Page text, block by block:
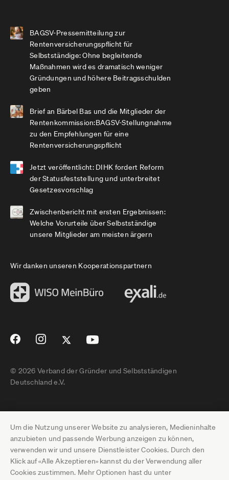
Um die Nutzung unserer Website zu analysieren, Medieninhalte
anzubieten und passende Werbung anzeigen zu können,
verwenden wir und unsere Dienstleister Cookies. Durch den
Klick auf «Alle Akzeptieren» kannst du der Verwendung aller
Cookies zustimmen. Mehr Optionen hast du unter
BAGSV-Pressemitteilung zur
Rentenversicherungspflicht für
Selbstständige: Ohne begleitende
Maßnahmen wird es dramatisch weniger
Gründungen und höhere Beitragsschulden
geben
Brief an Bärbel Bas und die Mitglieder der
Rentenkommission:BAGSV-Stellungnahme
zu den Empfehlungen für eine
Rentenversicherungspflicht
Jetzt veröffentlicht: DIHK fordert Reform
der Statusfeststellung und unterbreitet
Gesetzesvorschlag
Zwischenbericht mit ersten Ergebnissen:
Welche Vorurteile über Selbstständige
unsere Mitglieder am meisten ärgern
Wir danken unseren Kooperationspartnern
© 2026 Verband der Gründer und Selbstständigen
Deutschland e.V.
Impressum
Datenschutz
Pressebereich